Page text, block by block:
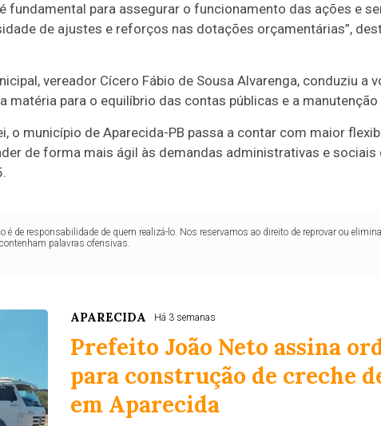
fundamental para assegurar o funcionamento das ações e
de ajustes e reforços nas dotações orçamentárias”,
vereador Cícero Fábio de Sousa Alvarenga, conduziu a
matéria para o equilíbrio das contas públicas e a
o município de Aparecida-PB passa a contar com maior
de forma mais ágil às demandas administrativas e
é de responsabilidade de quem realizá-lo. Nos reservamos ao direito de reprovar ou
palavras ofensivas.
APARECIDA Há 3 semanas
Prefeito João Neto assina
para construção de creche
em Aparecida